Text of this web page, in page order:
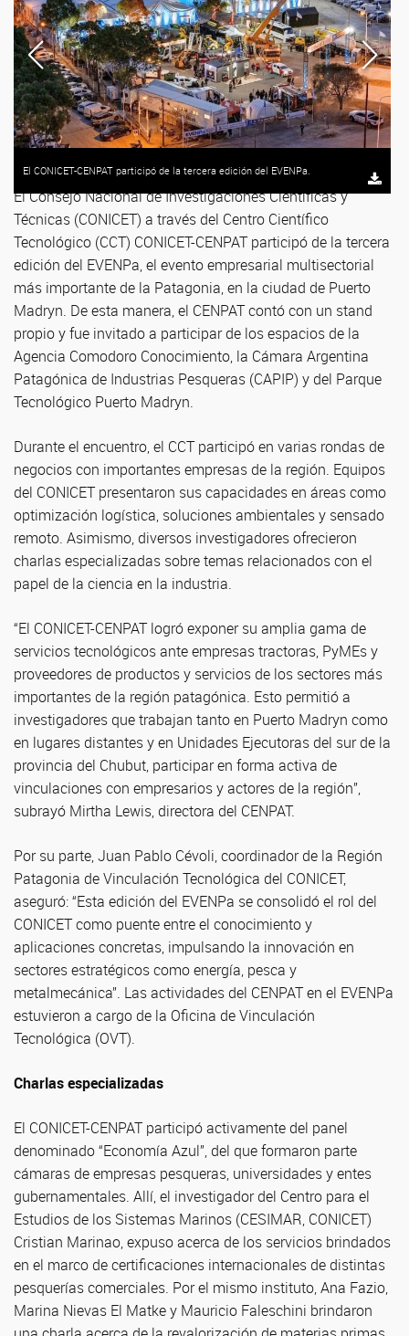
El CONICET-CENPAT participó de la tercera edición del EVENPa.
El Consejo Nacional de Investigaciones Científicas y
Técnicas (CONICET) a través del Centro Científico
Tecnológico (CCT) CONICET-CENPAT participó de la tercera
edición del EVENPa, el evento empresarial multisectorial
más importante de la Patagonia, en la ciudad de Puerto
Madryn. De esta manera, el CENPAT contó con un stand
propio y fue invitado a participar de los espacios de la
Agencia Comodoro Conocimiento, la Cámara Argentina
Patagónica de Industrias Pesqueras (CAPIP) y del Parque
Tecnológico Puerto Madryn.
Durante el encuentro, el CCT participó en varias rondas de
negocios con importantes empresas de la región. Equipos
del CONICET presentaron sus capacidades en áreas como
optimización logística, soluciones ambientales y sensado
remoto. Asimismo, diversos investigadores ofrecieron
charlas especializadas sobre temas relacionados con el
papel de la ciencia en la industria.
“El CONICET-CENPAT logró exponer su amplia gama de
servicios tecnológicos ante empresas tractoras, PyMEs y
proveedores de productos y servicios de los sectores más
importantes de la región patagónica. Esto permitió a
investigadores que trabajan tanto en Puerto Madryn como
en lugares distantes y en Unidades Ejecutoras del sur de la
provincia del Chubut, participar en forma activa de
vinculaciones con empresarios y actores de la región”,
subrayó Mirtha Lewis, directora del CENPAT.
Por su parte, Juan Pablo Cévoli, coordinador de la Región
Patagonia de Vinculación Tecnológica del CONICET,
aseguró: “Esta edición del EVENPa se consolidó el rol del
CONICET como puente entre el conocimiento y
aplicaciones concretas, impulsando la innovación en
sectores estratégicos como energía, pesca y
metalmecánica”. Las actividades del CENPAT en el EVENPa
estuvieron a cargo de la Oficina de Vinculación
Tecnológica (OVT).
Charlas especializadas
El CONICET-CENPAT participó activamente del panel
denominado “Economía Azul”, del que formaron parte
cámaras de empresas pesqueras, universidades y entes
gubernamentales. Allí, el investigador del Centro para el
Estudios de los Sistemas Marinos (CESIMAR, CONICET)
Cristian Marinao, expuso acerca de los servicios brindados
en el marco de certificaciones internacionales de distintas
pesquerías comerciales. Por el mismo instituto, Ana Fazio,
Marina Nievas El Matke y Mauricio Faleschini brindaron